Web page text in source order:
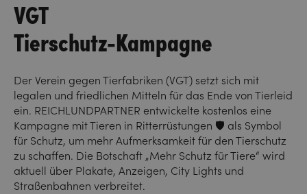
VGT
Tierschutz-Kampagne
Der Verein gegen Tierfabriken (VGT) setzt sich mit
legalen und friedlichen Mitteln für das Ende von Tierleid
ein. REICHLUNDPARTNER entwickelte kostenlos eine
Kampagne mit Tieren in Ritterrüstungen 🛡️ als Symbol
für Schutz, um mehr Aufmerksamkeit für den Tierschutz
zu schaffen. Die Botschaft „Mehr Schutz für Tiere“ wird
aktuell über Plakate, Anzeigen, City Lights und
Straßenbahnen verbreitet.